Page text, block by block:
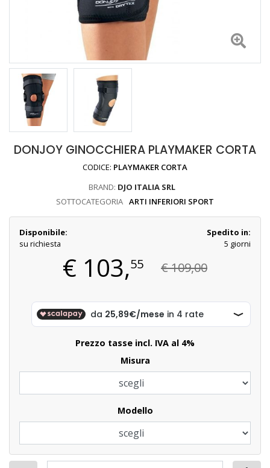
DONJOY GINOCCHIERA PLAYMAKER CORTA
CODICE: PLAYMAKER CORTA
BRAND: DJO ITALIA SRL
SOTTOCATEGORIA ARTI INFERIORI SPORT
Disponibile:
su richiesta
Spedito in:
5 giorni
€ 103,55 € 109,00
Prezzo tasse incl. IVA al 4%
Misura
Modello